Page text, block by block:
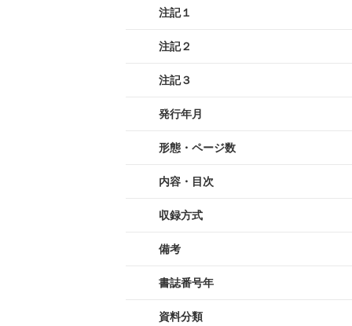
注記１
注記２
注記３
発行年月
形態・ページ数
内容・目次
収録方式
備考
書誌番号年
資料分類